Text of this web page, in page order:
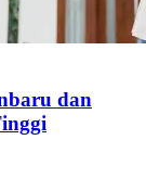
dan